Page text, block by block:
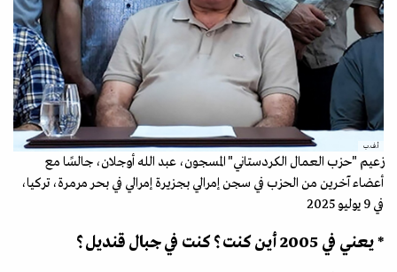
أ.ف.ب
زعيم "حزب العمال الكردستاني" المسجون، عبد الله أوجلان، جالسًا مع
أعضاء آخرين من الحزب في سجن إمرالي بجزيرة إمرالي في بحر مرمرة، تركيا،
في 9 يوليو 2025
* يعني في 2005 أين كنت؟ كنت في جبال قنديل؟